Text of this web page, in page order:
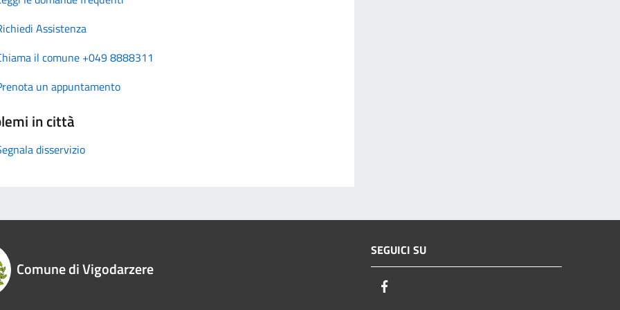
Assistenza
il comune +049 8888311
un appuntamento
in città
disservizio
Comune di Vigodarzere
SEGUICI SU